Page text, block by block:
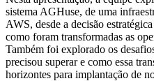
sistema AGHuse, de uma
AWS, desde a decisão
como foram transformadas as
Também foi explorado os
precisou superar e como essa
horizontes para implantação de